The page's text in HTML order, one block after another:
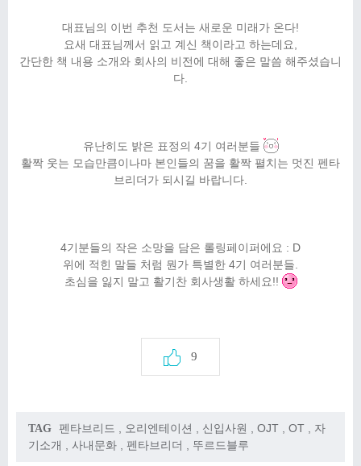
대표님의 이번 추천 도서는 새로운 미래가 온다!
요새 대표님께서 읽고 계신 책이라고 하는데요,
간단한 책 내용 소개와 회사의 비전에 대해 좋은 말씀 해주셨습니
다.
유난히도 밝은 표정의 4기 여러분들
활짝 웃는 모습만큼이나마 본인들의 꿈을 활짝 펼치는 멋진 펜타
브리더가 되시길 바랍니다.
4기분들의 작은 소망을 담은 롤링페이퍼에요 : D
위에 적힌 말들 처럼 뭔가 특별한 4기 여러분들.
초심을 잃지 말고 활기찬 회사생활 하세요!!
9
TAG 펜타브리드 오리엔테이션 신입사원 OJT OT
자
기소개
사내문화 펜타브리더 뚜르드블루